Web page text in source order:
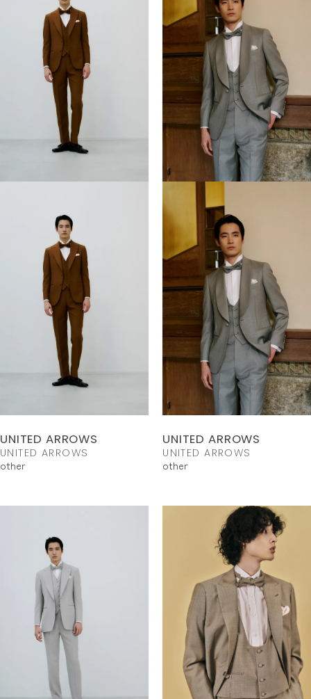
UNITED ARROWS
UNITED ARROWS
other
UNITED ARROWS
UNITED ARROWS
other